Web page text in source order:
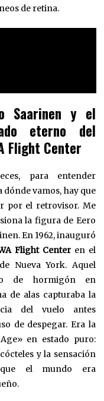
de retina.
Saarinen y el
eterno del
Flight Center
para entender
dónde vamos, hay que
por el retrovisor. Me
la figura de Eero
En 1962, inauguró
Flight Centeren el
Nueva York. Aquel
de hormigón en
de alas capturaba la
del vuelo antes
de despegar. Era la
Age» en estado puro:
y la sensación
el mundo era